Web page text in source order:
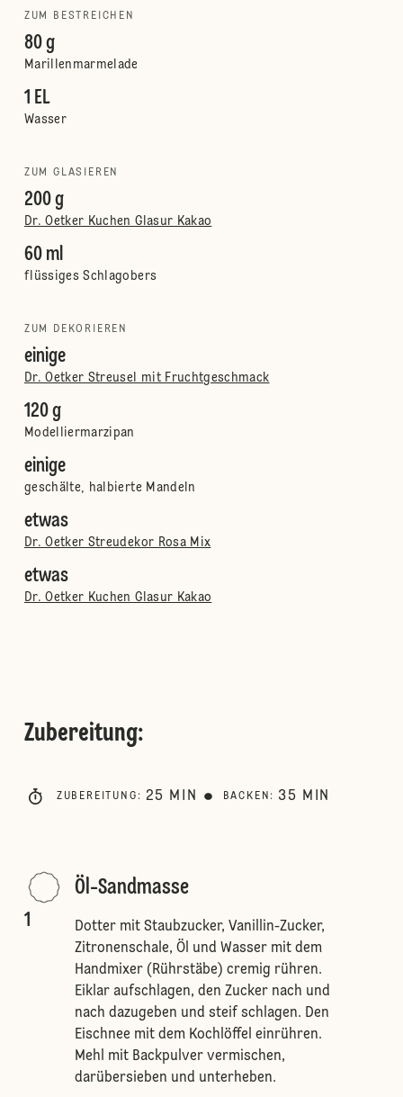
ZUM BESTREICHEN
80 g
Marillenmarmelade
1 EL
Wasser
ZUM GLASIEREN
200 g
Dr. Oetker Kuchen Glasur Kakao
60 ml
flüssiges Schlagobers
ZUM DEKORIEREN
einige
Dr. Oetker Streusel mit Fruchtgeschmack
120 g
Modelliermarzipan
einige
geschälte, halbierte Mandeln
etwas
Dr. Oetker Streudekor Rosa Mix
etwas
Dr. Oetker Kuchen Glasur Kakao
Zubereitung:
ZUBEREITUNG : 25 MIN BACKEN : 35 MIN
1
Öl-Sandmasse
Dotter mit Staubzucker, Vanillin-Zucker,
Zitronenschale, Öl und Wasser mit dem
Handmixer (Rührstäbe) cremig rühren.
Eiklar aufschlagen, den Zucker nach und
nach dazugeben und steif schlagen. Den
Eischnee mit dem Kochlöffel einrühren.
Mehl mit Backpulver vermischen,
darübersieben und unterheben.